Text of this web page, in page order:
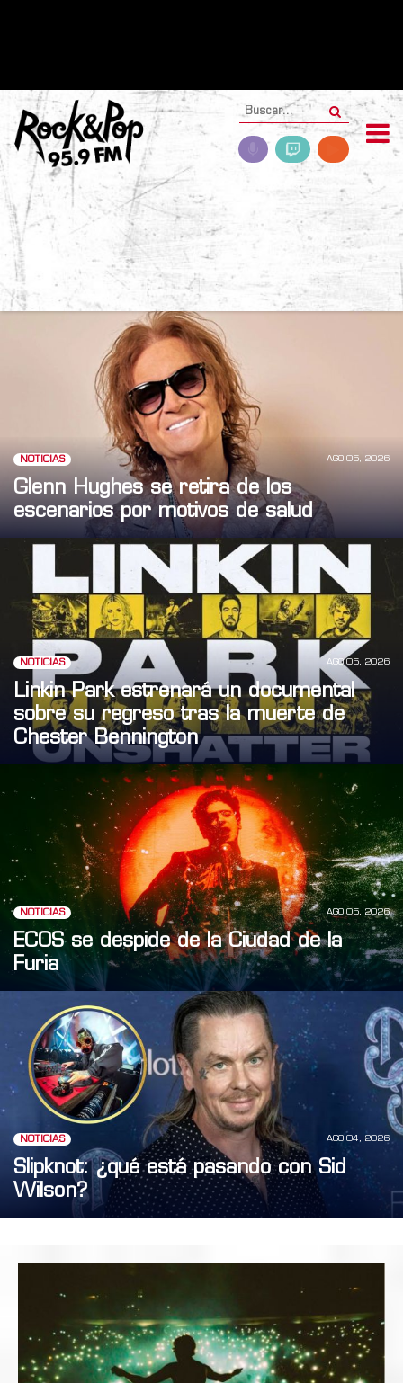
NOTICIAS AGO 05, 2026
Glenn Hughes se retira de los
escenarios por motivos de salud
NOTICIAS AGO 05, 2026
Linkin Park estrenará un documental
sobre su regreso tras la muerte de
Chester Bennington
NOTICIAS AGO 05, 2026
ECOS se despide de la Ciudad de la
Furia
NOTICIAS AGO 04, 2026
Slipknot: ¿qué está pasando con Sid
Wilson?